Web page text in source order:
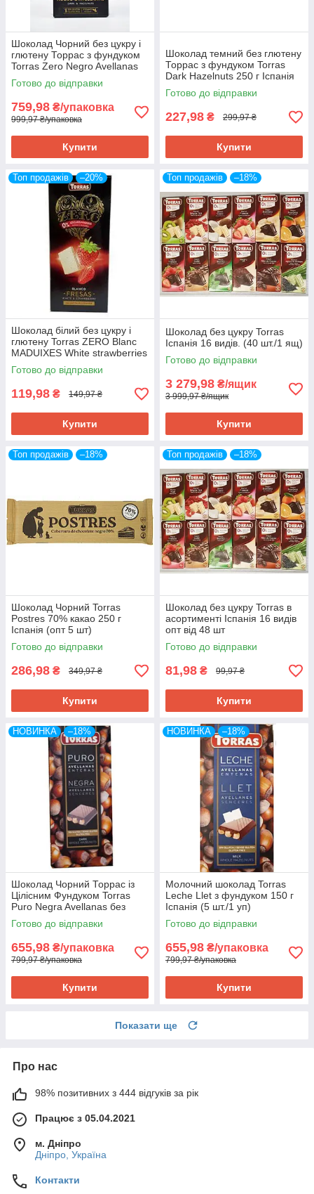
Шоколад Чорний без цукру і
глютену Торрас з фундуком
Torras Zero Negro Avellanas
150 г Іспанія
Готово до відправки
759,98 ₴/упаковка
999,97 ₴/упаковка
Купити
Шоколад темний без глютену
Торрас з фундуком Torras
Dark Hazelnuts 250 г Іспанія
(опт 3 шт)
Готово до відправки
227,98 ₴ 299,97 ₴
Купити
Топ продажів –20%
Шоколад білий без цукру і
глютену Torras ZERO Blanc
MADUIXES White strawberries
з полуницею 125 г Іспанія
Готово до відправки
119,98 ₴ 149,97 ₴
Купити
Топ продажів –18%
Шоколад без цукру Torras
Іспанія 16 видів. (40 шт./1 ящ)
Готово до відправки
3 279,98 ₴/ящик
3 999,97 ₴/ящик
Купити
Топ продажів –18%
Шоколад Чорний Torras
Postres 70% какао 250 г
Іспанія (опт 5 шт)
Готово до відправки
286,98 ₴ 349,97 ₴
Купити
Топ продажів –18%
Шоколад без цукру Torras в
асортименті Іспанія 16 видів
опт від 48 шт
Готово до відправки
81,98 ₴ 99,97 ₴
Купити
НОВИНКА –18%
Шоколад Чорний Торрас із
Цілісним Фундуком Torras
Puro Negra Avellanas без
глютена 150 г Іспанія (5 шт./1
уп)
Готово до відправки
655,98 ₴/упаковка
799,97 ₴/упаковка
Купити
НОВИНКА –18%
Молочний шоколад Torras
Leche Llet з фундуком 150 г
Іспанія (5 шт./1 уп)
Готово до відправки
655,98 ₴/упаковка
799,97 ₴/упаковка
Купити
Показати ще
Про нас
98% позитивних з 444 відгуків за рік
Працює з 05.04.2021
м. Дніпро
Дніпро, Україна
Контакти